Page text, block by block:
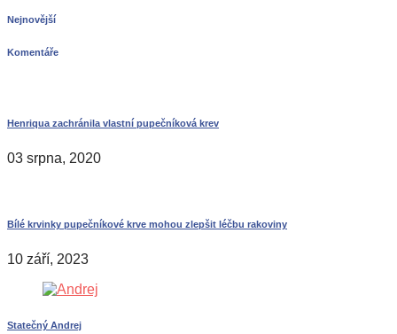
Nejnovější
Komentáře
Henriqua zachránila vlastní pupečníková krev
03 srpna, 2020
Bílé krvinky pupečníkové krve mohou zlepšit léčbu rakoviny
10 září, 2023
Statečný Andrej